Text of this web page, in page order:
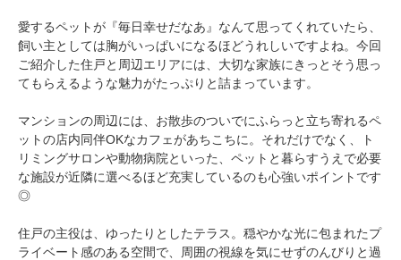
愛するペットが『毎日幸せだなあ』なんて思ってくれていたら、
飼い主としては胸がいっぱいになるほどうれしいですよね。今回
ご紹介した住戸と周辺エリアには、大切な家族にきっとそう思っ
てもらえるような魅力がたっぷりと詰まっています。
マンションの周辺には、お散歩のついでにふらっと立ち寄れるペ
ットの店内同伴OKなカフェがあちこちに。それだけでなく、ト
リミングサロンや動物病院といった、ペットと暮らすうえで必要
な施設が近隣に選べるほど充実しているのも心強いポイントです
◎
住戸の主役は、ゆったりとしたテラス。穏やかな光に包まれたプ
ライベート感のある空間で、周囲の視線を気にせずのんびりと過